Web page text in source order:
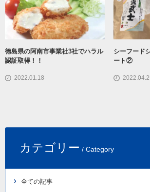
徳島県の阿南市事業社3社でハラル
認証取得！！
2022.01.18
シーフード
ート②
カテゴリー / Category
全ての記事